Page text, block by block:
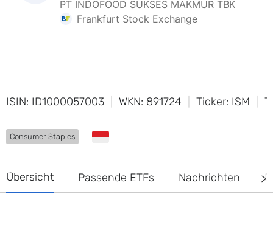
ISIN: ID1000057003 WKN: 891724 Ticker: ISM
Consumer Staples
Übersicht Passende ETFs Nachrichten